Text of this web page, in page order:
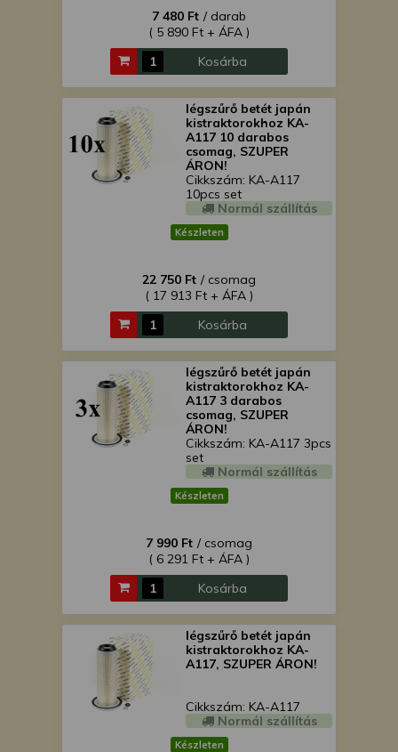
7 480 Ft / darab
( 5 890 Ft + ÁFA )
Kosárba
légszűrő betét japán
kistraktorokhoz KA-
A117 10 darabos
csomag, SZUPER
ÁRON!
Cikkszám: KA-A117
10pcs set
Normál szállítás
Készleten
22 750 Ft / csomag
( 17 913 Ft + ÁFA )
Kosárba
légszűrő betét japán
kistraktorokhoz KA-
A117 3 darabos
csomag, SZUPER
ÁRON!
Cikkszám: KA-A117 3pcs
set
Normál szállítás
Készleten
7 990 Ft / csomag
( 6 291 Ft + ÁFA )
Kosárba
légszűrő betét japán
kistraktorokhoz KA-
A117, SZUPER ÁRON!
Cikkszám: KA-A117
Normál szállítás
Készleten